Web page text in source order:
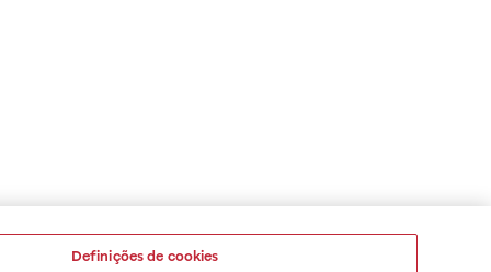
Definições de cookies